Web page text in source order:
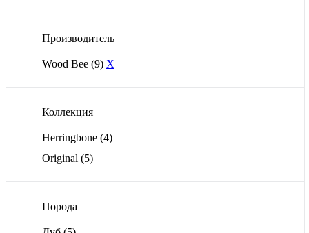
Производитель
Wood Bee (9) X
Коллекция
Herringbone (4)
Original (5)
Порода